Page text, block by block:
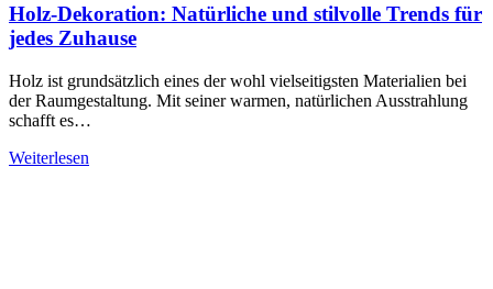
Holz-Dekoration: Natürliche und stilvolle Trends für
jedes Zuhause
Holz ist grundsätzlich eines der wohl vielseitigsten Materialien bei
der Raumgestaltung. Mit seiner warmen, natürlichen Ausstrahlung
schafft es…
Weiterlesen